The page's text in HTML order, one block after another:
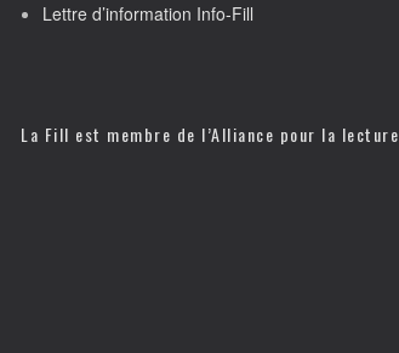
Lettre d’information Info-Fill
La Fill est membre de l’Alliance pour la lecture